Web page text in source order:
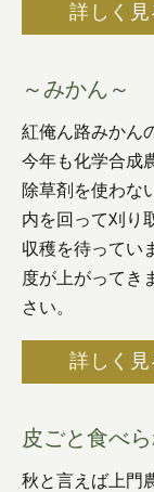
詳しく見
～みかん～
紅俺ん路みかん
今年も化学合成
除草剤を使わな
内を回って刈り
収穫を待ってい
度が上がってき
さい。
詳しく見
皮ごと食べ
秋と言えば上門